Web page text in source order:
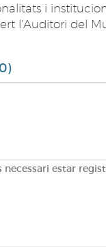
i
l'Auditori del
necessari estar